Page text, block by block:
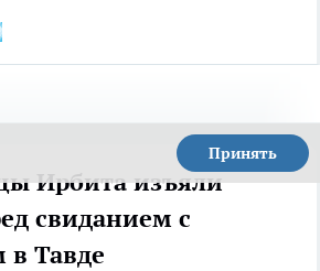
Принять
Ирбита изъяли
свиданием с
Тавде